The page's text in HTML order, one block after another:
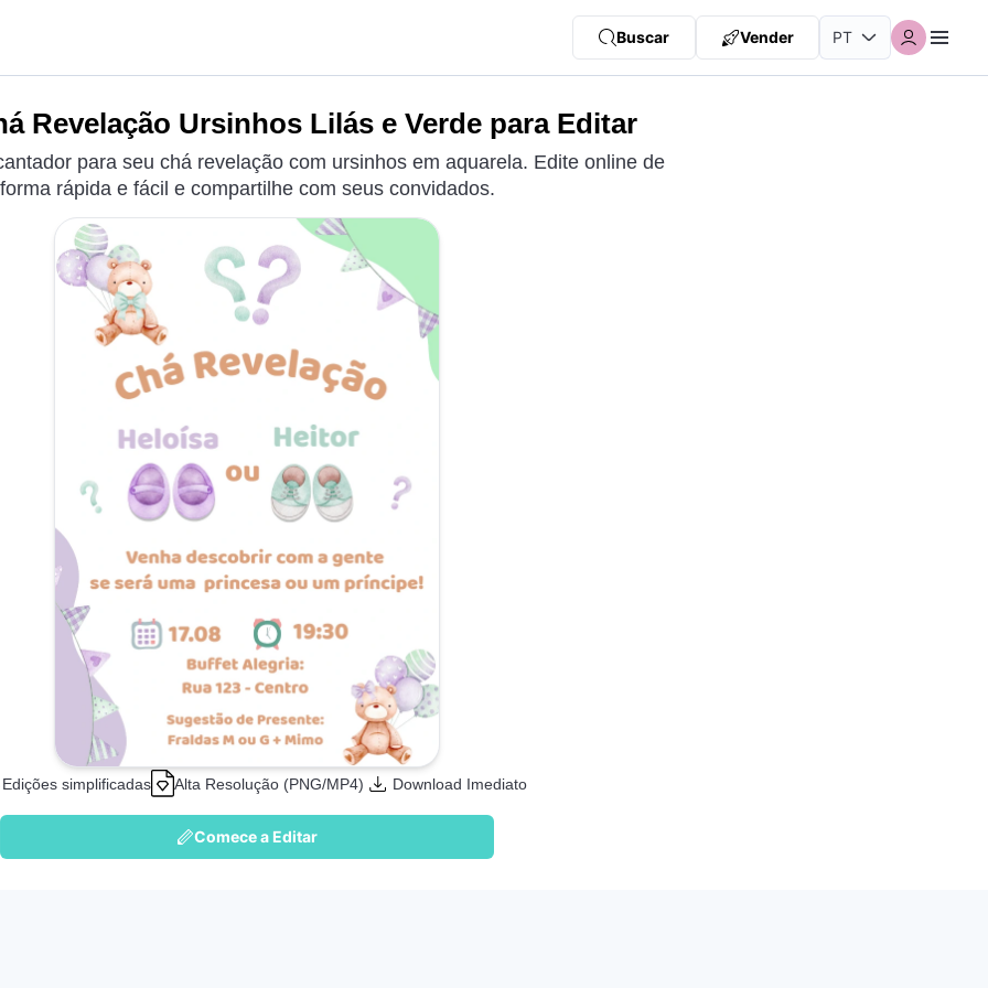
Buscar Vender
Revelação Ursinhos Lilás e Verde para Editar
para seu chá revelação com ursinhos em aquarela. Edite online de
forma rápida e fácil e compartilhe com seus convidados.
Edições simplificadas Alta Resolução (PNG/MP4) Download Imediato
Comece a Editar